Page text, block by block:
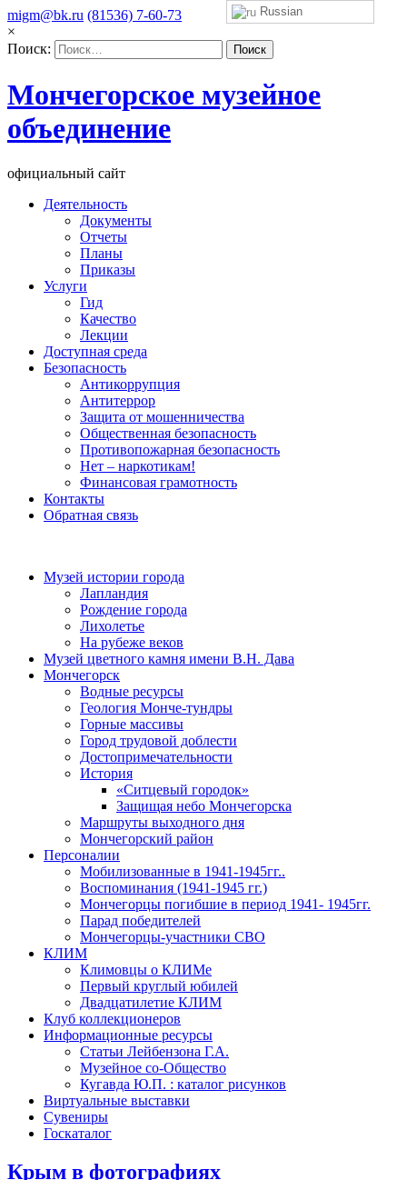
migm@bk.ru (81536) 7-60-73
×
Поиск:
Мончегорское музейное
объединение
официальный сайт
Деятельность
Документы
Отчеты
Планы
Приказы
Услуги
Гид
Качество
Лекции
Доступная среда
Безопасность
Антикоррупция
Антитеррор
Защита от мошенничества
Общественная безопасность
Противопожарная безопасность
Нет – наркотикам!
Финансовая грамотность
Контакты
Обратная связь
Музей истории города
Лапландия
Рождение города
Лихолетье
На рубеже веков
Музей цветного камня имени В.Н. Дава
Мончегорск
Водные ресурсы
Геология Монче-тундры
Горные массивы
Город трудовой доблести
Достопримечательности
История
«Ситцевый городок»
Защищая небо Мончегорска
Маршруты выходного дня
Мончегорский район
Персоналии
Мобилизованные в 1941-1945гг..
Воспоминания (1941-1945 гг.)
Мончегорцы погибшие в период 1941- 1945гг.
Парад победителей
Мончегорцы-участники СВО
КЛИМ
Климовцы о КЛИМе
Первый круглый юбилей
Двадцатилетие КЛИМ
Клуб коллекционеров
Информационные ресурсы
Статьи Лейбензона Г.А.
Музейное со-Общество
Кугавда Ю.П. : каталог рисунков
Виртуальные выставки
Сувениры
Госкаталог
Крым в фотографиях
Russian